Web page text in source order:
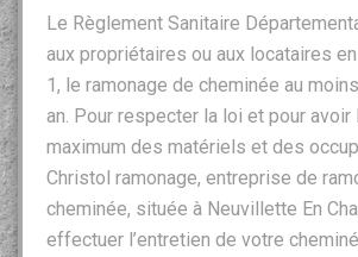
Le Règlement Sanitaire
aux propriétaires ou aux locataires
1, le ramonage de cheminée au
an. Pour respecter la loi et pour avoir
maximum des matériels et des
Christol ramonage, entreprise de
cheminée, située à Neuvillette En
effectuer l’entretien de votre